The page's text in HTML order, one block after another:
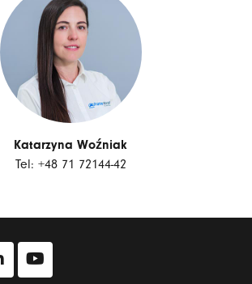
Katarzyna Woźniak
Tel: +48 71 72144-42